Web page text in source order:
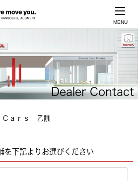
MENU
Dealer Contact
ａｒｓ 乙訓
を下記よりお選びください